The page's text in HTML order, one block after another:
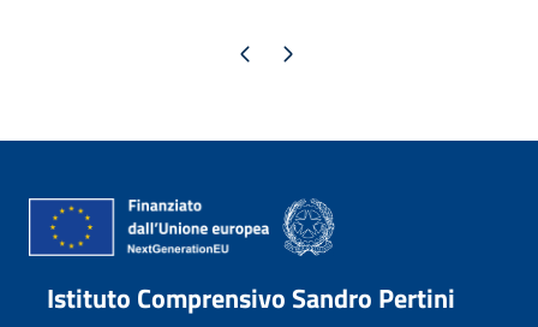
Pagina precedente
Pagina successiva
Istituto Comprensivo Sandro Pertini